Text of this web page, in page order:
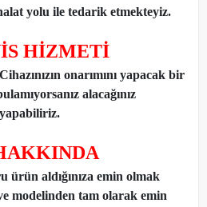
yolu ile tedarik etmekteyiz.
HİZMETİ
onarımını yapacak bir
alacağınız
ürün aldığınıza emin olmak
modelinden tam olarak emin